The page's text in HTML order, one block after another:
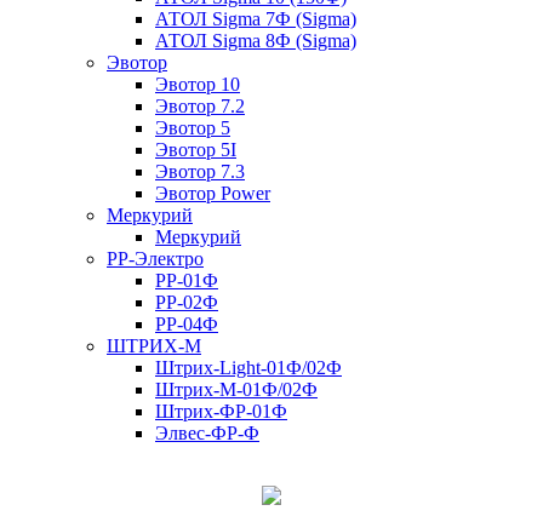
АТОЛ Sigma 7Ф (Sigma)
АТОЛ Sigma 8Ф (Sigma)
Эвотор
Эвотор 10
Эвотор 7.2
Эвотор 5
Эвотор 5I
Эвотор 7.3
Эвотор Power
Меркурий
Меркурий
РР-Электро
РР-01Ф
РР-02Ф
РР-04Ф
ШТРИХ-М
Штрих-Light-01Ф/02Ф
Штрих-М-01Ф/02Ф
Штрих-ФР-01Ф
Элвес-ФР-Ф